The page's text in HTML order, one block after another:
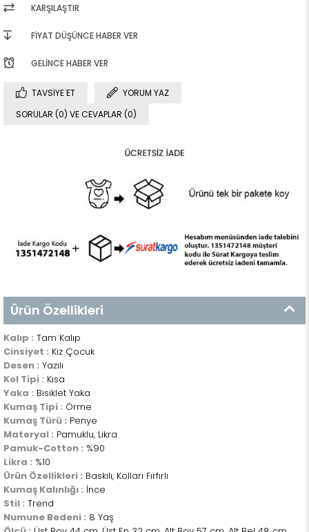
KARŞILAŞTIR
FIYAT DÜŞÜNCE HABER VER
GELINCE HABER VER
TAVSIYE ET
YORUM YAZ
SORULAR (0) VE CEVAPLAR (0)
Ürün Özellikleri
Kalıp : Tam Kalıp
Cinsiyet : Kız Çocuk
Desen : Yazılı
Kol Tipi : Kısa
Yaka : Bisiklet Yaka
Kumaş Tipi : Örme
Kumaş Türü : Penye
Materyal : Pamuklu, Likra
Pamuk-Cotton : %90
Likra : %10
Ürün Özellikleri : Baskılı, Kolları Fırfırlı
Kumaş Kalınlığı : İnce
Stil : Trend
Numune Bedeni : 8 Yaş